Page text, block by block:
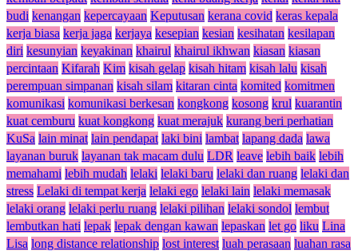
budi kenangan kepercayaan Keputusan kerana covid keras kepala
kerja biasa kerja jaga kerjaya kesepian kesian kesihatan kesilapan
diri kesunyian keyakinan khairul khairul ikhwan kiasan kiasan
percintaan Kifarah Kim kisah gelap kisah hitam kisah lalu kisah
perempuan simpanan kisah silam kitaran cinta komited komitmen
komunikasi komunikasi berkesan kongkong kosong krul kuarantin
kuat cemburu kuat kongkong kuat merajuk kurang beri perhatian
KuSa lain minat lain pendapat laki bini lambat lapang dada lawa
layanan buruk layanan tak macam dulu LDR leave lebih baik lebih
memahami lebih mudah lelaki lelaki baru lelaki dan ruang lelaki dan
stress Lelaki di tempat kerja lelaki ego lelaki lain lelaki memasak
lelaki orang lelaki perlu ruang lelaki pilihan lelaki sondol lembut
lembutkan hati lepak lepak dengan kawan lepaskan let go liku Lina
Lisa long distance relationship lost interest luah perasaan luahan rasa